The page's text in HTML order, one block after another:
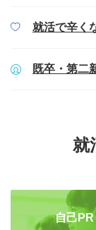
就活で辛く
既卒・第二
就
自己PR